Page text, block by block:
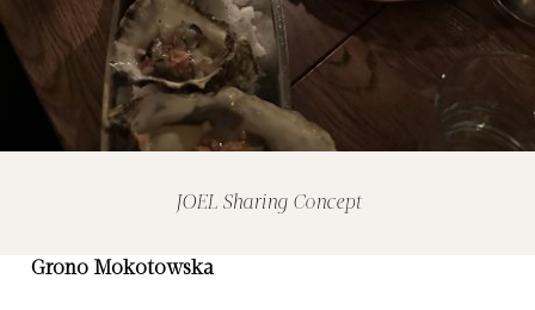
JOEL Sharing Concept
Grono Mokotowska